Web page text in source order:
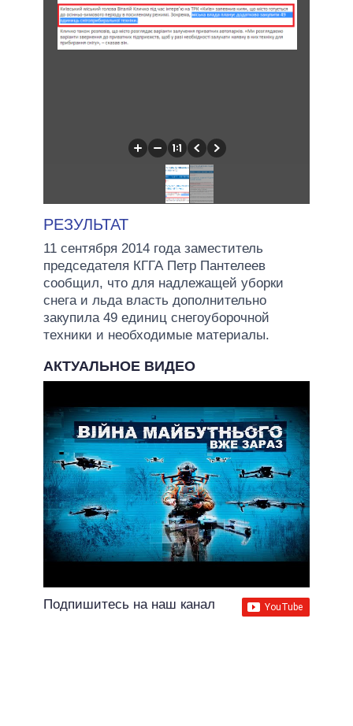
РЕЗУЛЬТАТ
11 сентября 2014 года заместитель
председателя КГГА Петр Пантелеев
сообщил, что для надлежащей уборки
снега и льда власть дополнительно
закупила 49 единиц снегоуборочной
техники и необходимые материалы.
АКТУАЛЬНОЕ ВИДЕО
Подпишитесь на наш канал